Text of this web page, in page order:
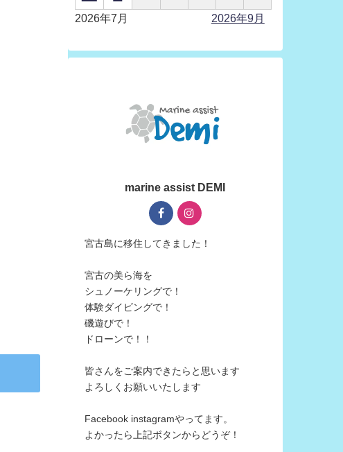
2026年7月 2026年9月
marine assist DEMI
宮古島に移住してきました！
宮古の美ら海を
シュノーケリングで！
体験ダイビングで！
磯遊びで！
ドローンで！！
皆さんをご案内できたらと思います
よろしくお願いいたします
Facebook instagramやってます。
よかったら上記ボタンからどうぞ！